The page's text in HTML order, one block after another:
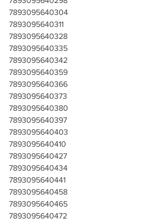
7893095640304
7893095640311
7893095640328
7893095640335
7893095640342
7893095640359
7893095640366
7893095640373
7893095640380
7893095640397
7893095640403
7893095640410
7893095640427
7893095640434
7893095640441
7893095640458
7893095640465
7893095640472